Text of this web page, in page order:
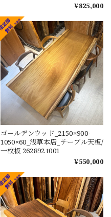
¥825,000
ゴールデンウッド_2150×900-
1050×60_浅草本店_テーブル天板/
一枚板 262892 t001
¥550,000